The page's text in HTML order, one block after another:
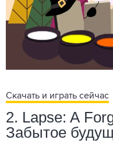
Скачать и играть сейчас
2. Lapse: A
Забытое